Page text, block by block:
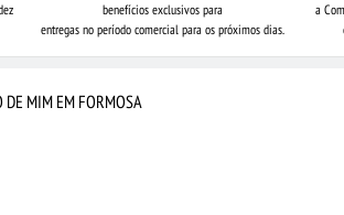
benefícios exclusivos para
entregas no período comercial para os próximos dias.
a
DE MIM EM FORMOSA